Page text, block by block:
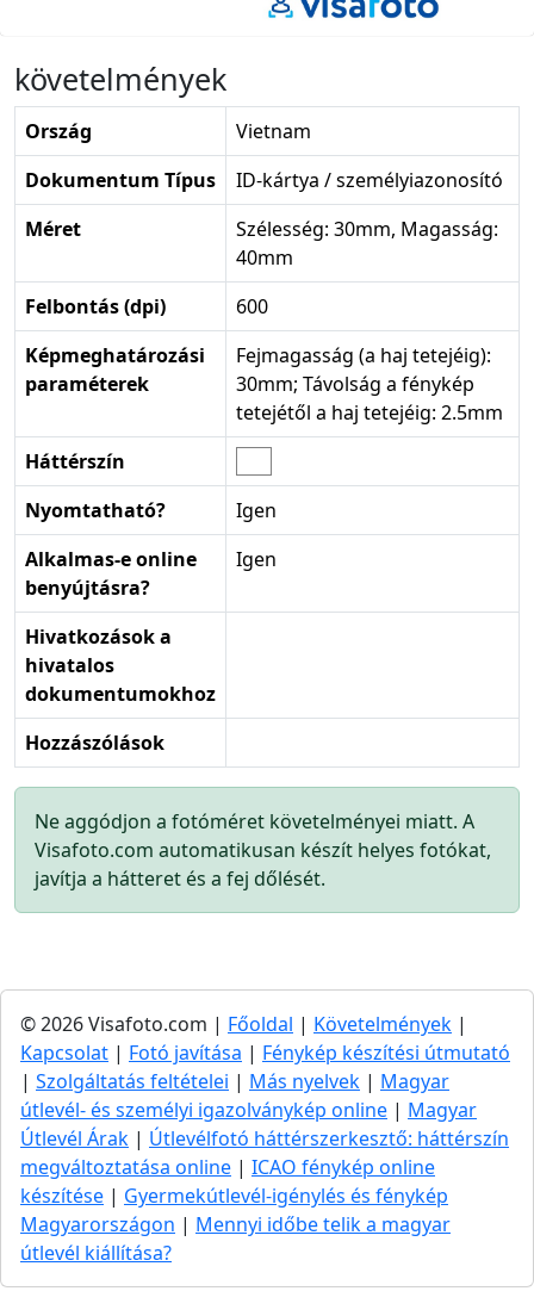
követelmények
Ország
Vietnam
Dokumentum Típus
ID-kártya / személyiazonosító
Méret
Szélesség: 30mm, Magasság:
40mm
Felbontás (dpi)
600
Képmeghatározási
paraméterek
Fejmagasság (a haj tetejéig):
30mm; Távolság a fénykép
tetejétől a haj tetejéig: 2.5mm
Háttérszín
Nyomtatható?
Igen
Alkalmas-e online
benyújtásra?
Igen
Hivatkozások a
hivatalos
dokumentumokhoz
Hozzászólások
Ne aggódjon a fotóméret követelményei miatt. A
Visafoto.com automatikusan készít helyes fotókat,
javítja a hátteret és a fej dőlését.
© 2026 Visafoto.com | Főoldal | Követelmények |
Kapcsolat | Fotó javítása | Fénykép készítési útmutató
| Szolgáltatás feltételei | Más nyelvek | Magyar
útlevél- és személyi igazolványkép online | Magyar
Útlevél Árak | Útlevélfotó háttérszerkesztő: háttérszín
megváltoztatása online | ICAO fénykép online
készítése | Gyermekútlevél-igénylés és fénykép
Magyarországon | Mennyi időbe telik a magyar
útlevél kiállítása?